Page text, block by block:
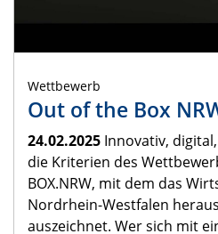
Wettbewerb
Out of the Box
24.02.2025 Innovativ,
die Kriterien des
BOX.NRW, mit dem das
Nordrhein-Westfalen
auszeichnet. Wer sich mit